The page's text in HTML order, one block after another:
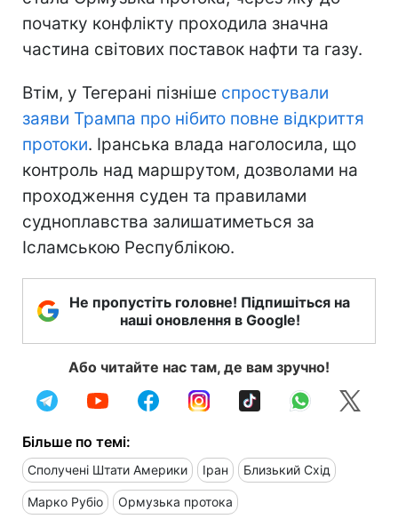
початку конфлікту проходила значна
частина світових поставок нафти та газу.
Втім, у Тегерані пізніше спростували
заяви Трампа про нібито повне відкриття
протоки. Іранська влада наголосила, що
контроль над маршрутом, дозволами на
проходження суден та правилами
судноплавства залишатиметься за
Ісламською Республікою.
Не пропустіть головне! Підпишіться на
наші оновлення в Google!
Або читайте нас там, де вам зручно!
Більше по темі:
Сполучені Штати Америки Іран Близький Схід
Марко Рубіо Ормузька протока